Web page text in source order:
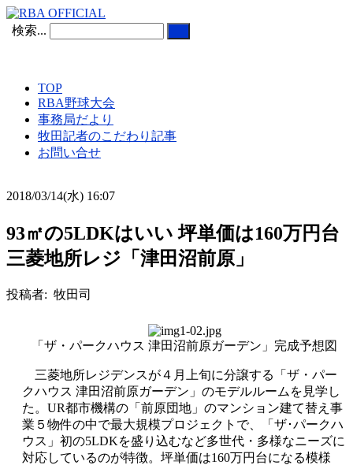
検索...
TOP
RBA野球大会
事務局だより
牧田記者のこだわり記事
お問い合せ
2018/03/14(水) 16:07
93㎡の5LDKはいい 坪単価は160万円台
三菱地所レジ「津田沼前原」
投稿者: 牧田司
「ザ・パークハウス 津田沼前原ガーデン」完成予想図
三菱地所レジデンスが４月上旬に分譲する「ザ・パー
クハウス 津田沼前原ガーデン」のモデルルームを見学し
た。UR都市機構の「前原団地」のマンション建て替え事
業５物件の中で最大規模プロジェクトで、「ザ･パークハ
ウス」初の5LDKを盛り込むなど多世代・多様なニーズに
対応しているのが特徴。坪単価は160万円台になる模様